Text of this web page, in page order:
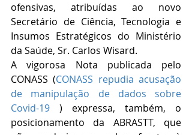
ofensivas, atribuídas ao novo
Secretário de Ciência, Tecnologia e
Insumos Estratégicos do Ministério
da Saúde, Sr. Carlos Wisard.
A vigorosa Nota publicada pelo
CONASS (CONASS repudia acusação
de manipulação de dados sobre
Covid-19 ) expressa, também, o
posicionamento da ABRASTT, que